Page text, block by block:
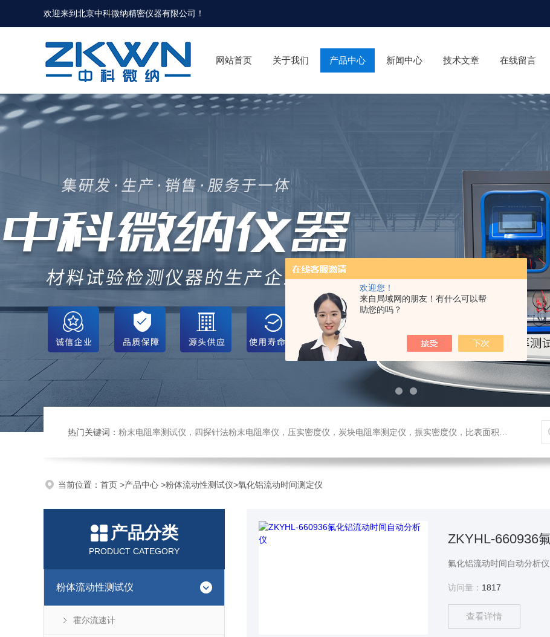
欢迎您！
来自局域网的朋友！有什么可以帮
助您的吗？
欢迎来到北京中科微纳精密仪器有限公司！
网站首页 关于我们 产品中心 新闻中心 技术文章 在线留言
热门关键词： 粉末电阻率测试仪，四探针法粉末电阻率仪，压实密度仪，炭块电阻率测定仪，振实密度仪，比表面积测试仪，真密度仪，炭块热膨胀仪，炭块透气率仪，炭块二氧化碳反应测定仪
当前位置： 首页 >产品中心 >粉体流动性测试仪>氧化铝流动时间测定仪
产品分类
PRODUCT CATEGORY
粉体流动性测试仪
霍尔流速计
ZKYHL-660936
访问量： 1817
查看详情